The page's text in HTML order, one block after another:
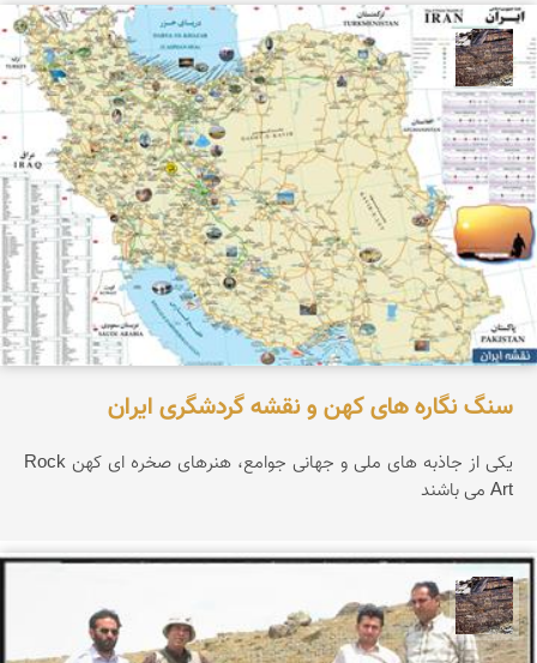
محمد ناصری فرد
سنگ نگاره های کهن و نقشه گردشگری ایران
یکی از جاذبه های ملی و جهانی جوامع، هنرهای صخره ای کهن Rock
Art می باشند
محمد ناصری فرد